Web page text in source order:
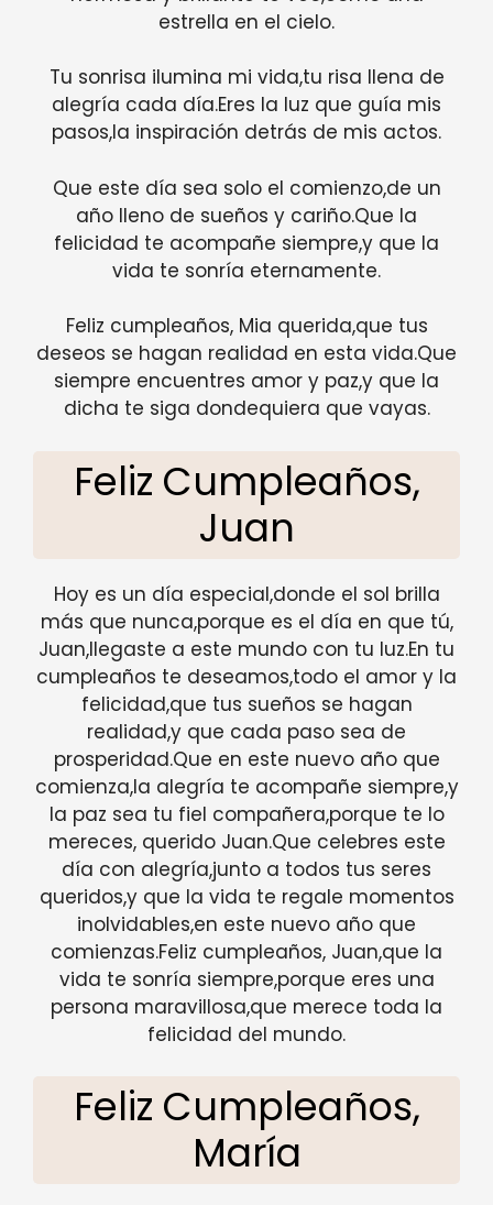
estrella en el cielo.
Tu sonrisa ilumina mi vida,tu risa llena de
alegría cada día.Eres la luz que guía mis
pasos,la inspiración detrás de mis actos.
Que este día sea solo el comienzo,de un
año lleno de sueños y cariño.Que la
felicidad te acompañe siempre,y que la
vida te sonría eternamente.
Feliz cumpleaños, Mia querida,que tus
deseos se hagan realidad en esta vida.Que
siempre encuentres amor y paz,y que la
dicha te siga dondequiera que vayas.
Feliz Cumpleaños,
Juan
Hoy es un día especial,donde el sol brilla
más que nunca,porque es el día en que tú,
Juan,llegaste a este mundo con tu luz.En tu
cumpleaños te deseamos,todo el amor y la
felicidad,que tus sueños se hagan
realidad,y que cada paso sea de
prosperidad.Que en este nuevo año que
comienza,la alegría te acompañe siempre,y
la paz sea tu fiel compañera,porque te lo
mereces, querido Juan.Que celebres este
día con alegría,junto a todos tus seres
queridos,y que la vida te regale momentos
inolvidables,en este nuevo año que
comienzas.Feliz cumpleaños, Juan,que la
vida te sonría siempre,porque eres una
persona maravillosa,que merece toda la
felicidad del mundo.
Feliz Cumpleaños,
María